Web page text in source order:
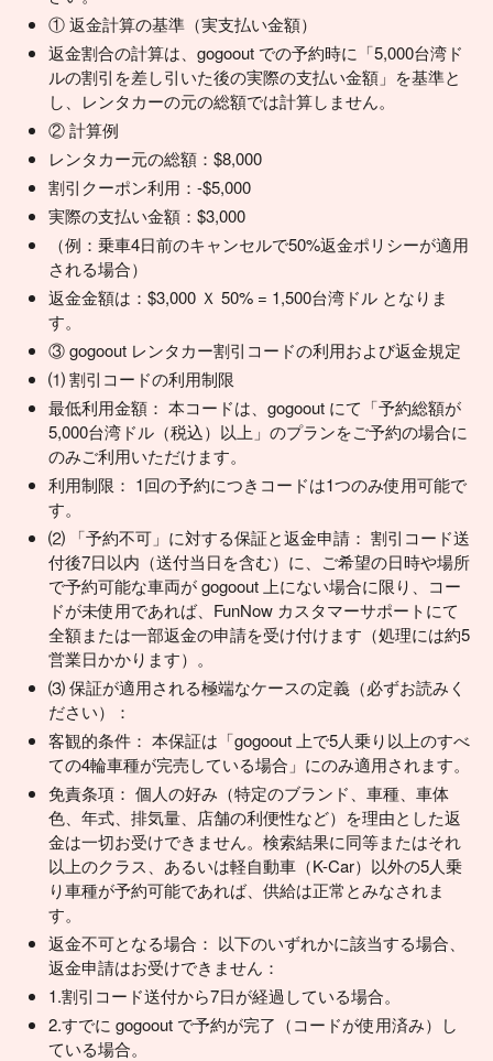
① 返金計算の基準（実支払い金額）
返金割合の計算は、gogoout での予約時に「5,000台湾ド
ルの割引を差し引いた後の実際の支払い金額」を基準と
し、レンタカーの元の総額では計算しません。
② 計算例
レンタカー元の総額：$8,000
割引クーポン利用：-$5,000
実際の支払い金額：$3,000
（例：乗車4日前のキャンセルで50%返金ポリシーが適用
される場合）
返金金額は：$3,000 Ｘ 50% = 1,500台湾ドル となりま
す。
③ gogoout レンタカー割引コードの利用および返金規定
⑴ 割引コードの利用制限
最低利用金額： 本コードは、gogoout にて「予約総額が
5,000台湾ドル（税込）以上」のプランをご予約の場合に
のみご利用いただけます。
利用制限： 1回の予約につきコードは1つのみ使用可能で
す。
⑵ 「予約不可」に対する保証と返金申請： 割引コード送
付後7日以内（送付当日を含む）に、ご希望の日時や場所
で予約可能な車両が gogoout 上にない場合に限り、コー
ドが未使用であれば、FunNow カスタマーサポートにて
全額または一部返金の申請を受け付けます（処理には約5
営業日かかります）。
⑶ 保証が適用される極端なケースの定義（必ずお読みく
ださい）：
客観的条件： 本保証は「gogoout 上で5人乗り以上のすべ
ての4輪車種が完売している場合」にのみ適用されます。
免責条項： 個人の好み（特定のブランド、車種、車体
色、年式、排気量、店舗の利便性など）を理由とした返
金は一切お受けできません。検索結果に同等またはそれ
以上のクラス、あるいは軽自動車（K-Car）以外の5人乗
り車種が予約可能であれば、供給は正常とみなされま
す。
返金不可となる場合： 以下のいずれかに該当する場合、
返金申請はお受けできません：
1.割引コード送付から7日が経過している場合。
2.すでに gogoout で予約が完了（コードが使用済み）し
ている場合。